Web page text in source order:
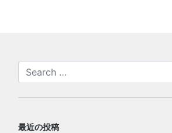
最近の投稿